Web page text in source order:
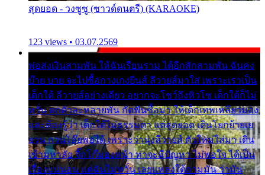
สุดยอด - วงซูซู (ซาวด์ดนตรี) (KARAOKE)
123 views • 03.07.2569
พ่อส่งเงินสามพัน ให้ฉันเรียนราม ได้อีกสักสามพัน ฉันคง
บ๊าย บาย จะไปซื้อกางเกงยีนส์ ลีวายส์มาใส่ เพราะเราเป็น
เด็กใต้ ลีวายส์อย่างเดียว อยากจะโชว์ถึงหิวโซ เด็กใต้ก็ไม่
หวั่น ตกตัวละหลายพัน กัดฟันซื้อมา ให้เด็กเทพเหลียวมอง
และต้องรู้ว่า เด็กใต้ไม่ธรรมดา แต่สุดยอด เดินโยกย้ายเย
ยวน กวนโอ๊ยพอได้ เพราะว่านุ่งลีวายส์ ตัวใหม่ใส่มา เดิน
เข้ามหาลัย จิ๊กโก๊มองหน้า ท่าจะมีปัญหา ไม่พอใจ ได้เป็น
เรื่องแน่นอน แต่ฉันไม่หวั่น เลยแหลงใต้ถามมัน ว่ามัน